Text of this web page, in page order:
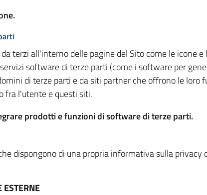
terzi all'interno delle pagine del Sito come le icone
software di terze parti (come i software per
di terze parti e da siti partner che offrono le loro
fra l'utente e questi siti.
prodotti e funzioni di software di terze parti.
dispongono di una propria informativa sulla privacy
ESTERNE